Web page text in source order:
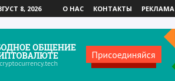
8, 2026 О НАС КОНТАКТЫ РЕКЛАМА